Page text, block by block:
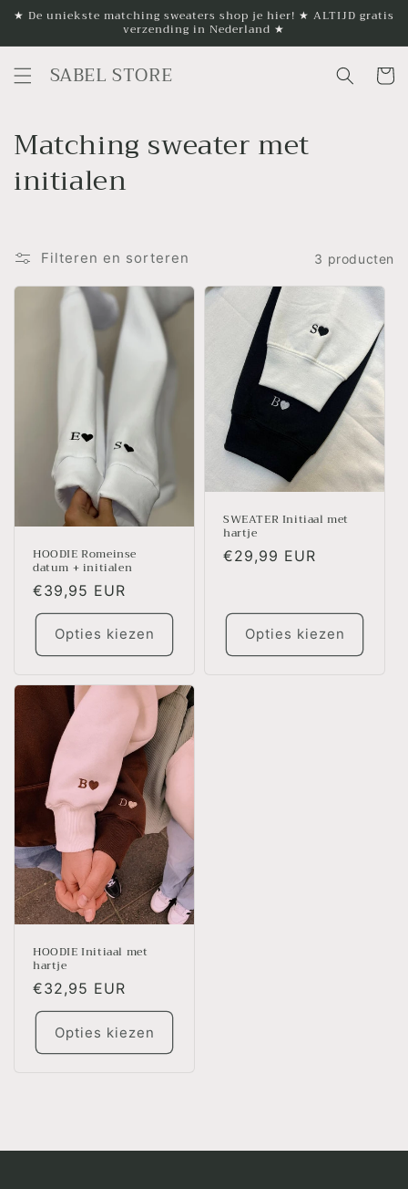
naar de
★ De uniekste matching sweaters shop je hier! ★ ALTIJD gratis
verzending in Nederland ★
SABEL STORE
C
o
l
e
Matching sweater met
initialen
Filteren en sorteren 3 producten
HOODIE Romeinse
datum + initialen
Normale
prijs
€39,95 EUR
Opties kiezen
SWEATER Initiaal met
hartje
Normale
€29,99 EUR
Opties kiezen
HOODIE Initiaal met
hartje
Normale
prijs
€32,95 EUR
Opties kiezen